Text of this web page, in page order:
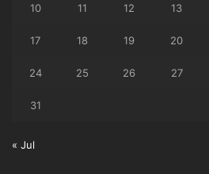
10 11 12 13
17 18 19 20
24 25 26 27
31
« Jul